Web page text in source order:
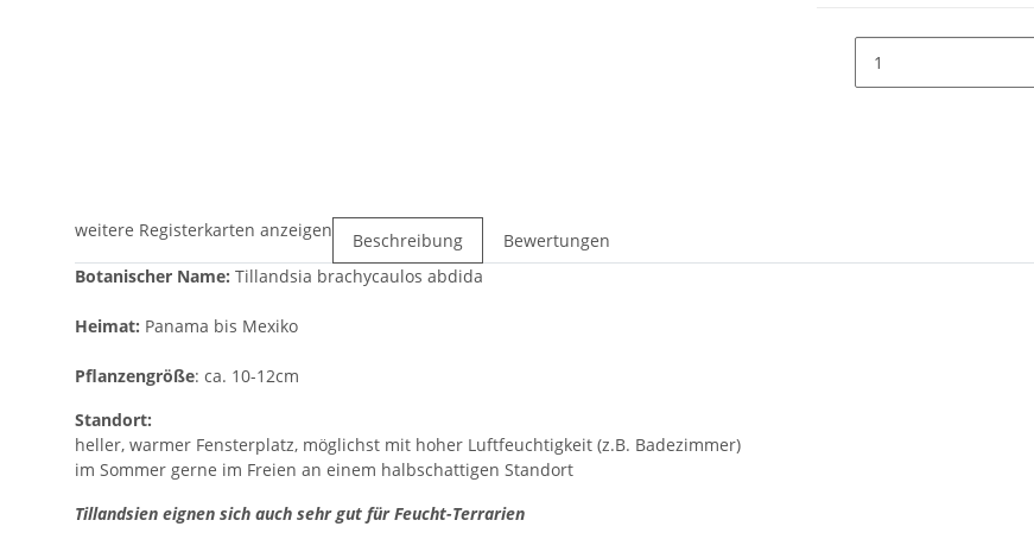
weitere Registerkarten anzeigen Beschreibung
Bewertungen
Botanischer Name: Tillandsia brachycaulos abdida
Heimat: Panama bis Mexiko
Pflanzengröße: ca. 10-12cm
Standort:
heller, warmer Fensterplatz, möglichst mit hoher Luftfeuchtigkeit (z.B. Badezimmer)
im Sommer gerne im Freien an einem halbschattigen Standort
Tillandsien eignen sich auch sehr gut für Feucht-Terrarien